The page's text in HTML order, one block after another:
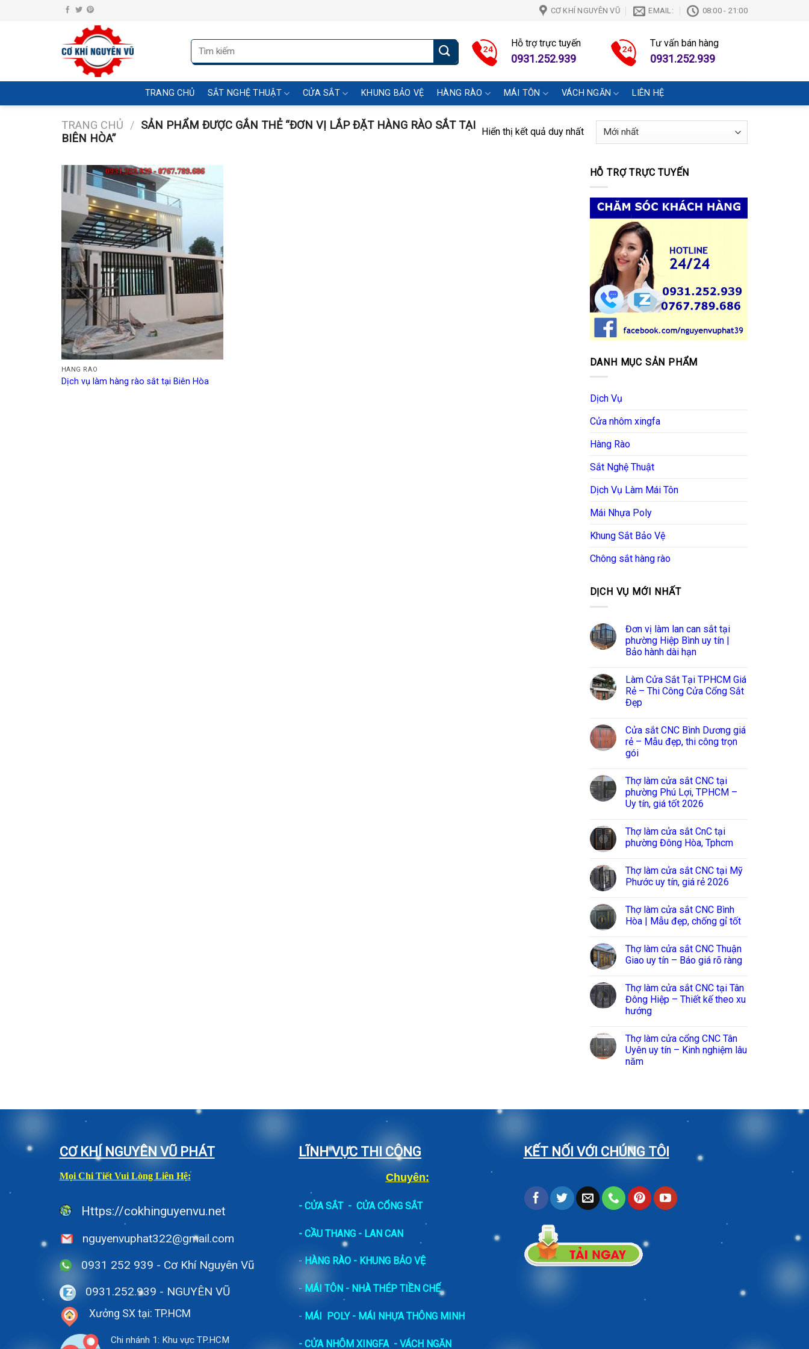
CƠ KHÍ NGUYÊN VŨ EMAIL: 08:00 - 21:00
Tìm
kiếm:
Hỗ trợ trực tuyến
0931.252.939
Tư vấn bán hàng
0931.252.939
TRANG CHỦ SẮT NGHỆ THUẬT CỬA SẮT KHUNG BẢO VỆ HÀNG RÀO MÁI TÔN VÁCH NGĂN LIÊN HỆ
TRANG CHỦ / SẢN PHẨM ĐƯỢC GẮN THẺ “ĐƠN VỊ LẮP ĐẶT HÀNG RÀO SẮT TẠI
BIÊN HÒA”
Hiển thị kết quả duy nhất
HÀNG RÀO
Dịch vụ làm hàng rào sắt tại Biên Hòa
HỖ TRỢ TRỰC TUYẾN
DANH MỤC SẢN PHẨM
Dịch Vụ
Cửa nhôm xingfa
Hàng Rào
Sắt Nghệ Thuật
Dịch Vụ Làm Mái Tôn
Mái Nhựa Poly
Khung Sắt Bảo Vệ
Chông sắt hàng rào
DỊCH VỤ MỚI NHẤT
Đơn vị làm lan can sắt tại
phường Hiệp Bình uy tín |
Bảo hành dài hạn
Làm Cửa Sắt Tại TPHCM Giá
Rẻ – Thi Công Cửa Cổng Sắt
Đẹp
Cửa sắt CNC Bình Dương giá
rẻ – Mẫu đẹp, thi công trọn
gói
Thợ làm cửa sắt CNC tại
phường Phú Lợi, TPHCM –
Uy tín, giá tốt 2026
Thợ làm cửa sắt CnC tại
phường Đông Hòa, Tphcm
Thợ làm cửa sắt CNC tại Mỹ
Phước uy tín, giá rẻ 2026
Thợ làm cửa sắt CNC Bình
Hòa | Mẫu đẹp, chống gỉ tốt
Thợ làm cửa sắt CNC Thuận
Giao uy tín – Báo giá rõ ràng
Thợ làm cửa sắt CNC tại Tân
Đông Hiệp – Thiết kế theo xu
hướng
Thợ làm cửa cổng CNC Tân
Uyên uy tín – Kinh nghiệm lâu
năm
CƠ KHÍ NGUYÊN VŨ PHÁT
Mọi Chi Tiết Vui Lòng Liên Hệ:
Https://cokhinguyenvu.net
nguyenvuphat322@gmail.com
0931 252 939 - Cơ Khí Nguyên Vũ
0931.252.939 - NGUYÊN VŨ
Xưởng SX tại: TP.HCM
Chi nhánh 1: Khu vực TP.HCM
LĨNH VỰC THI CÔNG
Chuyên:
-CỬA SẮT-CỬA CỔNG SẮT
- CẦU THANG - LAN CAN
- HÀNG RÀO - KHUNG BẢO VỆ
- MÁI TÔN - NHÀ THÉP TIỀN CHẾ
- MÁI POLY - MÁI NHỰA THÔNG MINH
- CỬA NHÔM XINGFA - VÁCH NGĂN
KẾT NỐI VỚI CHÚNG TÔI